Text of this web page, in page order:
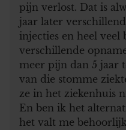
pijn verlost. Dat is
jaar later
injecties en heel veel
verschillende
meer pijn dan 5 jaar
van die stomme
ze in het ziekenhuis
En ben ik het
het valt me